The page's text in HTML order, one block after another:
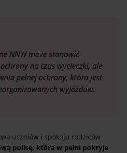
NNW może stanowić
na czas wycieczki, ale
pełnej ochrony, która jest
wyjazdów.
uczniów i spokoju rodziców
polisę, która w pełni pokryje